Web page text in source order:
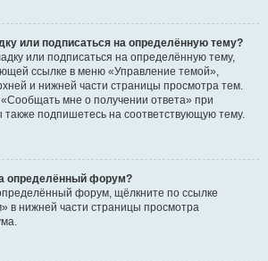
или подписаться на определённую тему?
или подписаться на определённую тему,
ссылке в меню «Управление темой»,
и нижней части страницы просмотра тем.
«Сообщать мне о получении ответа» при
подпишетесь на соответствующую тему.
определённый форум?
форум, щёлкните по ссылке
в нижней части страницы просмотра